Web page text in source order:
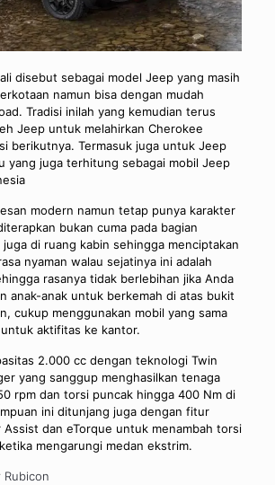
disebut sebagai model Jeep yang masih
namun bisa dengan mudah
Tradisi inilah yang kemudian terus
Jeep untuk melahirkan Cherokee
berikutnya. Termasuk juga untuk Jeep
yang juga terhitung sebagai mobil Jeep
modern namun tetap punya karakter
bukan cuma pada bagian
di ruang kabin sehingga menciptakan
nyaman walau sejatinya ini adalah
rasanya tidak berlebihan jika Anda
anak-anak untuk berkemah di atas bukit
cukup menggunakan mobil yang sama
aktifitas ke kantor.
2.000 cc dengan teknologi Twin
yang sanggup menghasilkan tenaga
rpm dan torsi puncak hingga 400 Nm di
ini ditunjang juga dengan fitur
Assist dan eTorque untuk menambah torsi
mengarungi medan ekstrim.
Rubicon